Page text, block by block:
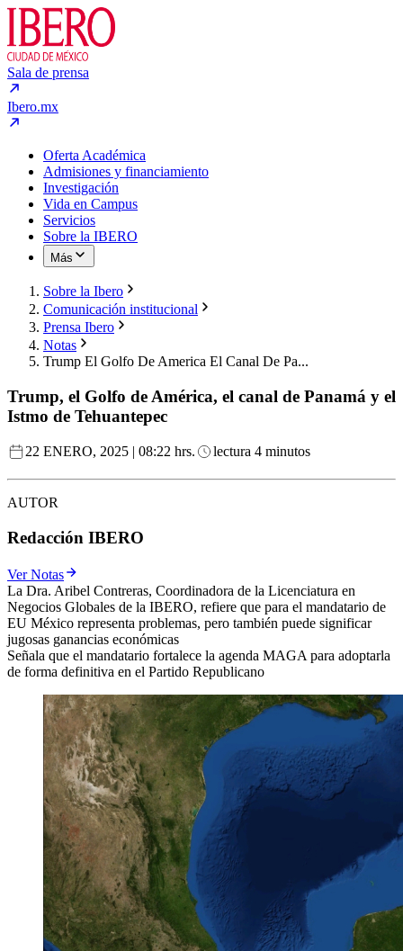
Sala de prensa
Ibero.mx
Oferta Académica
Admisiones y financiamiento
Investigación
Vida en Campus
Servicios
Sobre la IBERO
Más
Sobre la Ibero
Comunicación institucional
Prensa Ibero
Notas
Trump El Golfo De America El Canal De Pa...
Trump, el Golfo de América, el canal de Panamá y el
Istmo de Tehuantepec
22 ENERO, 2025 | 08:22 hrs. lectura 4 minutos
AUTOR
Redacción IBERO
Ver Notas
La Dra. Aribel Contreras, Coordinadora de la Licenciatura en
Negocios Globales de la IBERO, refiere que para el mandatario de
EU México representa problemas, pero también puede significar
jugosas ganancias económicas
Señala que el mandatario fortalece la agenda MAGA para adoptarla
de forma definitiva en el Partido Republicano